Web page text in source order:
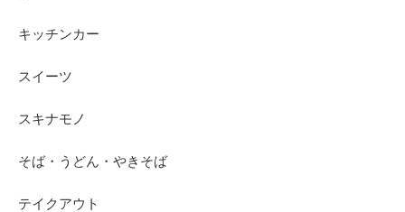
キッチンカー
スイーツ
スキナモノ
そば・うどん・やきそば
テイクアウト